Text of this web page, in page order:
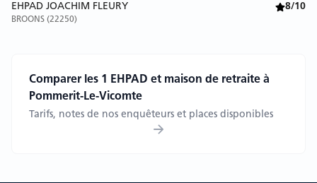
EHPAD JOACHIM FLEURY 8/10
BROONS (22250)
Comparer les 1 EHPAD et maison de retraite à
Pommerit-Le-Vicomte
Tarifs, notes de nos enquêteurs et places disponibles